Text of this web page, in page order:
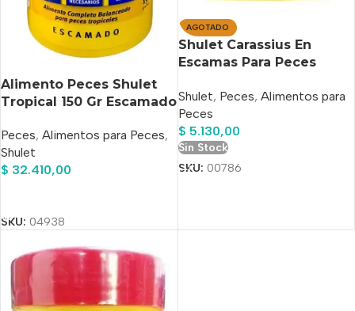
Alimento Peces Shulet
Tropical 150 Gr Escamado
Peces, Alimentos para Peces,
Shulet
$ 32.410,00
SKU: 04938
AGOTADO
Shulet Carassius En
Escamas Para Peces
Shulet, Peces, Alimentos para
Peces
$ 5.130,00
Sin Stock
SKU: 00786